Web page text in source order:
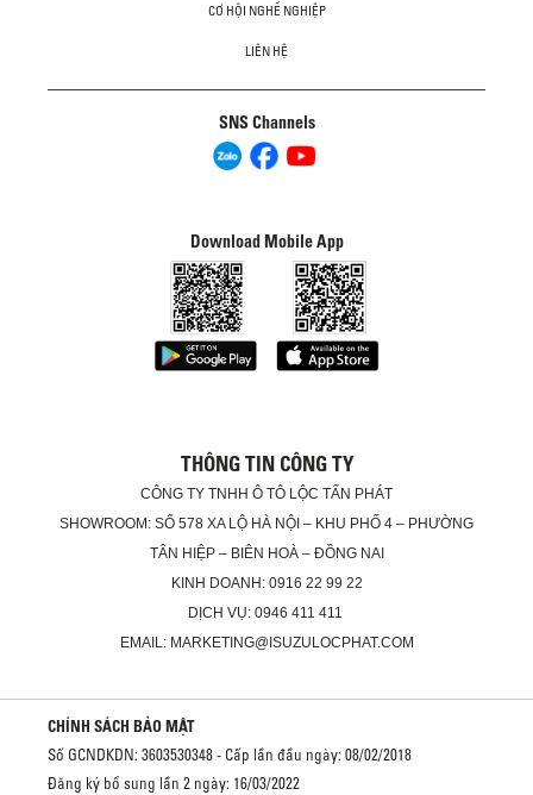
CƠ HỘI NGHỀ NGHIỆP
LIÊN HỆ
SNS Channels
Download Mobile App
THÔNG TIN CÔNG TY
CÔNG TY TNHH Ô TÔ LỘC TẤN PHÁT
SHOWROOM: SỐ 578 XA LỘ HÀ NỘI – KHU PHỐ 4 – PHƯỜNG
TÂN HIỆP – BIÊN HOÀ – ĐỒNG NAI
KINH DOANH: 0916 22 99 22
DỊCH VỤ: 0946 411 411
EMAIL: MARKETING@ISUZULOCPHAT.COM
CHÍNH SÁCH BẢO MẬT
Số GCNDKDN: 3603530348 - Cấp lần đầu ngày: 08/02/2018
Đăng ký bổ sung lần 2 ngày: 16/03/2022